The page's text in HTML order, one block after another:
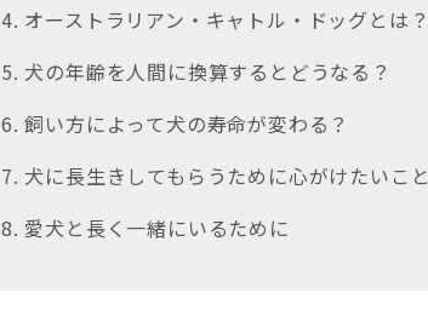
4. オーストラリアン・キャトル・ドッグとは？
5. 犬の年齢を人間に換算するとどうなる？
6. 飼い方によって犬の寿命が変わる？
7. 犬に長生きしてもらうために心がけたいこと
8. 愛犬と長く一緒にいるために